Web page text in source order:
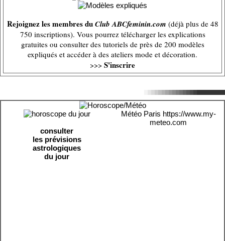
Rejoignez les membres duClub ABCfeminin.com (déjà plus de 48
750 inscriptions). Vous pourrez télécharger les explications
gratuites ou consulter des tutoriels de près de 200 modèles
expliqués et accéder à des ateliers mode et décoration.
>>> S'inscrire
consulter
les prévisions
astrologiques
du jour
Météo Paris https://www.my-
meteo.com